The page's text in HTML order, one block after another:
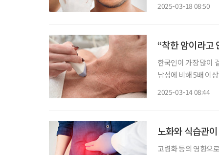
2025-03-18 08:50
“착한 암이라고
한국인이 가장 많이
남성에 비해 5배 이
2025-03-14 08:44
노화와 식습관
고령화 등의 영향으